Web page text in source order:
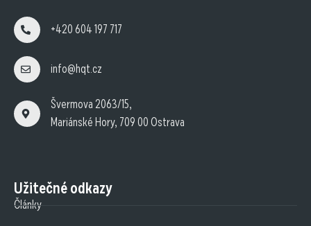
+420 604 197 717
info@hqt.cz
Švermova 2063/15,
Mariánské Hory, 709 00 Ostrava
Užitečné odkazy
Články